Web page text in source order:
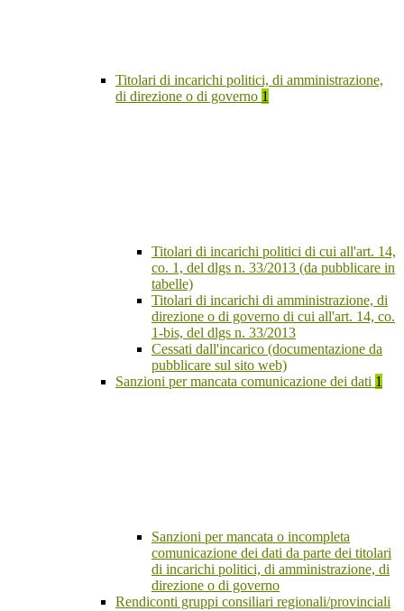
Titolari di incarichi politici, di amministrazione,
di direzione o di governo 1
Titolari di incarichi politici di cui all'art. 14,
co. 1, del dlgs n. 33/2013 (da pubblicare in
tabelle)
Titolari di incarichi di amministrazione, di
direzione o di governo di cui all'art. 14, co.
1-bis, del dlgs n. 33/2013
Cessati dall'incarico (documentazione da
pubblicare sul sito web)
Sanzioni per mancata comunicazione dei dati 1
Sanzioni per mancata o incompleta
comunicazione dei dati da parte dei titolari
di incarichi politici, di amministrazione, di
direzione o di governo
Rendiconti gruppi consiliari regionali/provinciali